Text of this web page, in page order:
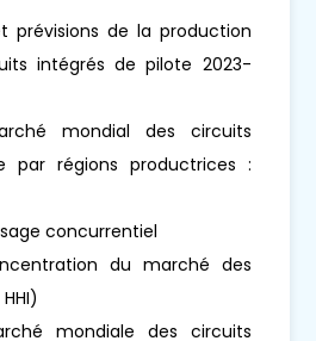
prévisions de la production
intégrés de pilote 2023-
mondial des circuits
par régions productrices :
concurrentiel
du marché des
mondiale des circuits